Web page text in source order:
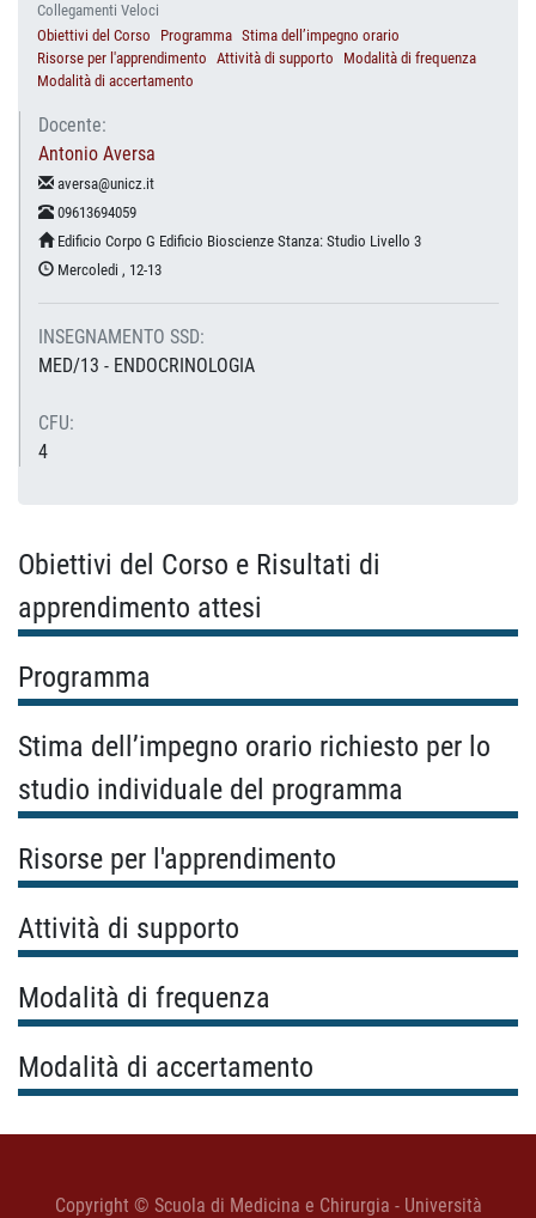
Collegamenti Veloci
Obiettivi del Corso
Programma Stima dell’impegno orario
Risorse per l'apprendimento Attività di supporto
Modalità di frequenza
Modalità di accertamento
Docente:
Antonio Aversa
aversa@unicz.it
09613694059
Edificio Corpo G Edificio Bioscienze Stanza: Studio Livello 3
Mercoledi , 12-13
INSEGNAMENTO SSD:
MED/13 - ENDOCRINOLOGIA
CFU:
4
Obiettivi del Corso e Risultati di
apprendimento attesi
Programma
Stima dell’impegno orario richiesto per lo
studio individuale del programma
Risorse per l'apprendimento
Attività di supporto
Modalità di frequenza
Modalità di accertamento
Copyright © Scuola di Medicina e Chirurgia - Università